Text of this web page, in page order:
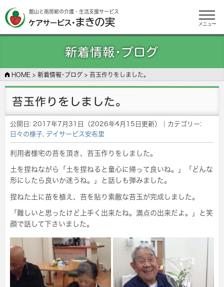
館山と南房総の介護・生活支援サービス
メニュー
新着情報･ブログ
HOME > 新着情報･ブログ > 苔玉作りをしました。
苔玉作りをしました。
公開日: 2017年7月31日 （2026年4月15日更新）
｜カテゴリー:
日々の様子, デイサービス安布里
利用者様宅の苔を頂き、苔玉作りをしました。
土を捏ねながら「土を捏ねると童心に帰って良いね。」「どんな
形にしたら良いか迷うね。」と話しも弾みました。
捏ねた土に苗を植え、苔を貼り素敵な苔玉が完成しました。
「難しいと思ったけど上手く出来たね。満点の出来だよ。」と笑
顔で話して下さいました。